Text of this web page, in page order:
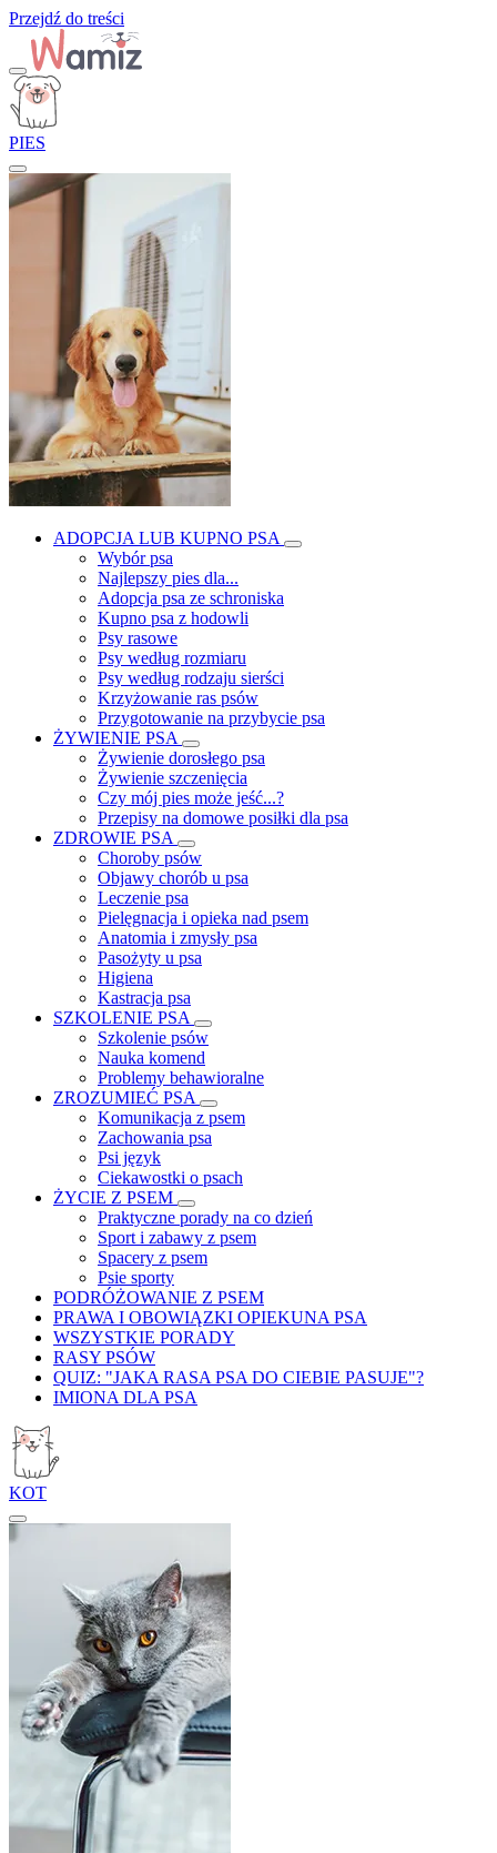
Przejdź do treści
PIES
ADOPCJA LUB KUPNO PSA
Wybór psa
Najlepszy pies dla...
Adopcja psa ze schroniska
Kupno psa z hodowli
Psy rasowe
Psy według rozmiaru
Psy według rodzaju sierści
Krzyżowanie ras psów
Przygotowanie na przybycie psa
ŻYWIENIE PSA
Żywienie dorosłego psa
Żywienie szczenięcia
Czy mój pies może jeść...?
Przepisy na domowe posiłki dla psa
ZDROWIE PSA
Choroby psów
Objawy chorób u psa
Leczenie psa
Pielęgnacja i opieka nad psem
Anatomia i zmysły psa
Pasożyty u psa
Higiena
Kastracja psa
SZKOLENIE PSA
Szkolenie psów
Nauka komend
Problemy behawioralne
ZROZUMIEĆ PSA
Komunikacja z psem
Zachowania psa
Psi język
Ciekawostki o psach
ŻYCIE Z PSEM
Praktyczne porady na co dzień
Sport i zabawy z psem
Spacery z psem
Psie sporty
PODRÓŻOWANIE Z PSEM
PRAWA I OBOWIĄZKI OPIEKUNA PSA
WSZYSTKIE PORADY
RASY PSÓW
QUIZ: "JAKA RASA PSA DO CIEBIE PASUJE"?
IMIONA DLA PSA
KOT